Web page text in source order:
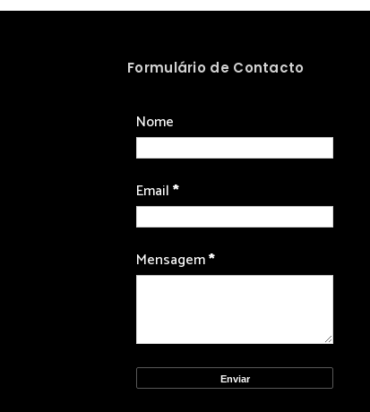
Formulário de Contacto
Nome
Email*
Mensagem*